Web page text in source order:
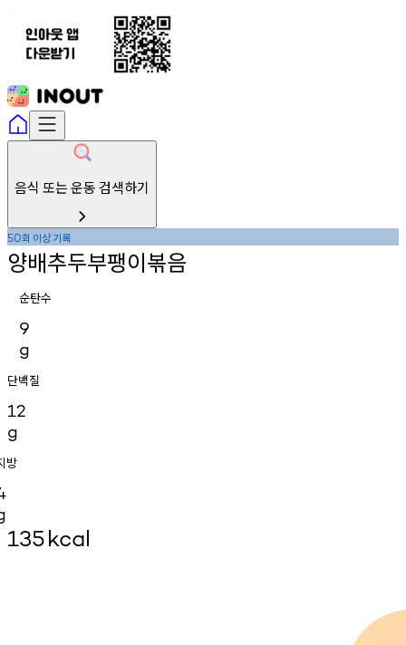
음식 또는 운동 검색하기
50회 이상기록
양배추두부팽이볶음
순탄수
9
g
단백질
12
g
방
135kcal